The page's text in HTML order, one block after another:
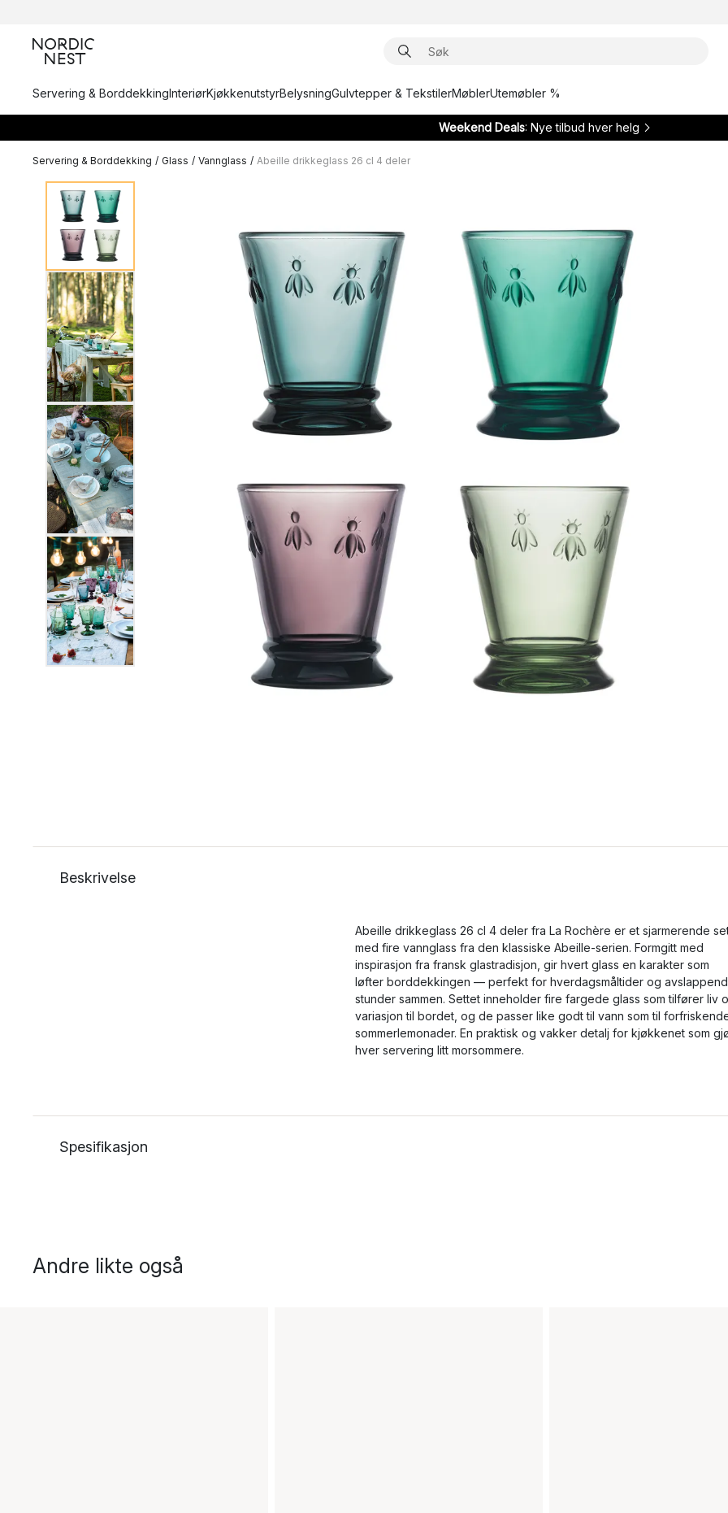
Servering & BorddekkingInteriørKjøkkenutstyrBelysningGulvtepper & TekstilerMøblerUtemøbler %
Weekend Deals: Nye tilbud hver helg
Servering & Borddekking / Glass / Vannglass / Abeille drikkeglass 26 cl 4 deler
Beskrivelse
Abeille drikkeglass 26 cl 4 deler fra La Rochère er et sjarmerende
med fire vannglass fra den klassiske Abeille-serien. Formgitt med
inspirasjon fra fransk glastradisjon, gir hvert glass en karakter som
løfter borddekkingen — perfekt for hverdagsmåltider og
stunder sammen. Settet inneholder fire fargede glass som tilfører liv
variasjon til bordet, og de passer like godt til vann som til
sommerlemonader. En praktisk og vakker detalj for kjøkkenet som
hver servering litt morsommere.
Spesifikasjon
Andre likte også